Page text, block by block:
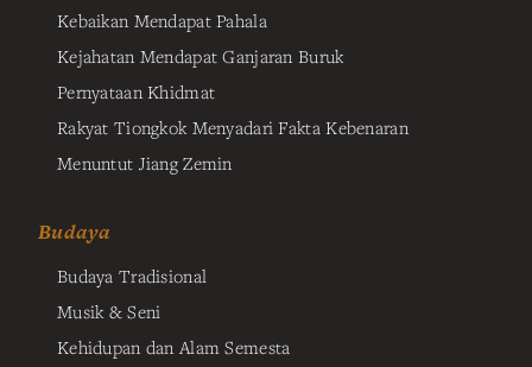
Kebaikan Mendapat Pahala
Kejahatan Mendapat Ganjaran Buruk
Pernyataan Khidmat
Rakyat Tiongkok Menyadari Fakta Kebenaran
Menuntut Jiang Zemin
Budaya
Budaya Tradisional
Musik & Seni
Kehidupan dan Alam Semesta